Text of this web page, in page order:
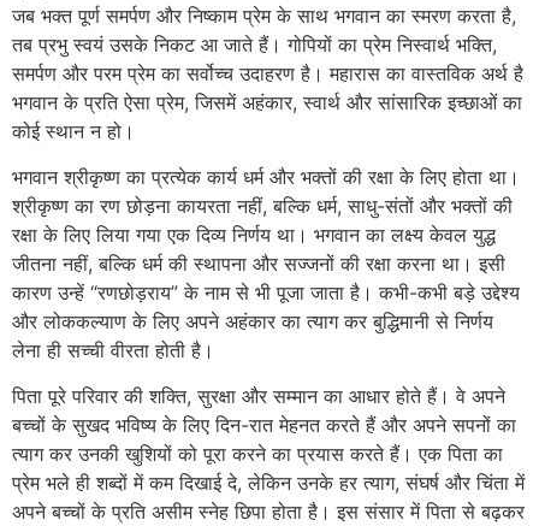
जब भक्त पूर्ण समर्पण और निष्काम प्रेम के साथ भगवान का स्मरण करता है,
तब प्रभु स्वयं उसके निकट आ जाते हैं। गोपियों का प्रेम निस्वार्थ भक्ति,
समर्पण और परम प्रेम का सर्वोच्च उदाहरण है। महारास का वास्तविक अर्थ है
भगवान के प्रति ऐसा प्रेम, जिसमें अहंकार, स्वार्थ और सांसारिक इच्छाओं का
कोई स्थान न हो।
भगवान श्रीकृष्ण का प्रत्येक कार्य धर्म और भक्तों की रक्षा के लिए होता था।
श्रीकृष्ण का रण छोड़ना कायरता नहीं, बल्कि धर्म, साधु-संतों और भक्तों की
रक्षा के लिए लिया गया एक दिव्य निर्णय था। भगवान का लक्ष्य केवल युद्ध
जीतना नहीं, बल्कि धर्म की स्थापना और सज्जनों की रक्षा करना था। इसी
कारण उन्हें “रणछोड़राय” के नाम से भी पूजा जाता है। कभी-कभी बड़े उद्देश्य
और लोककल्याण के लिए अपने अहंकार का त्याग कर बुद्धिमानी से निर्णय
लेना ही सच्ची वीरता होती है।
पिता पूरे परिवार की शक्ति, सुरक्षा और सम्मान का आधार होते हैं। वे अपने
बच्चों के सुखद भविष्य के लिए दिन-रात मेहनत करते हैं और अपने सपनों का
त्याग कर उनकी खुशियों को पूरा करने का प्रयास करते हैं। एक पिता का
प्रेम भले ही शब्दों में कम दिखाई दे, लेकिन उनके हर त्याग, संघर्ष और चिंता में
अपने बच्चों के प्रति असीम स्नेह छिपा होता है। इस संसार में पिता से बढ़कर